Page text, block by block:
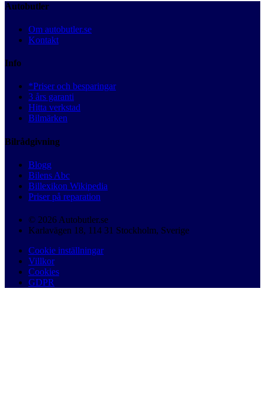
Autobutler
Om autobutler.se
Kontakt
Info
*Priser och besparingar
3 års garanti
Hitta verkstad
Bilmärken
Bilrådgivning
Blogg
Bilens Abc
Billexikon Wikipedia
Priser på reparation
© 2026 Autobutler.se
Karlavägen 18, 114 31 Stockholm, Sverige
Cookie inställningar
Villkor
Cookies
GDPR